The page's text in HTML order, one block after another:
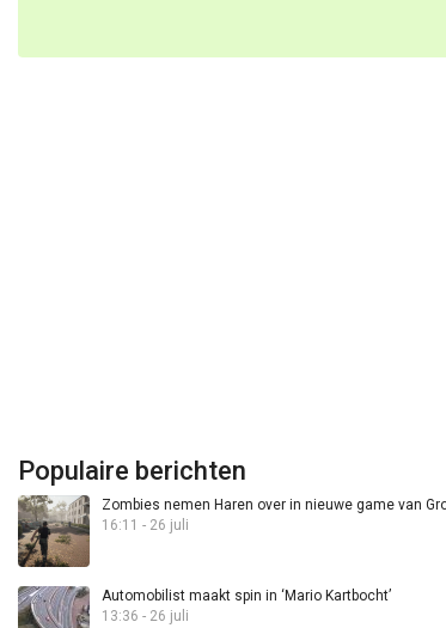
Populaire berichten
Zombies nemen Haren over in nieuwe game van
16:11 - 26 juli
Automobilist maakt spin in ‘Mario Kartbocht’
13:36 - 26 juli